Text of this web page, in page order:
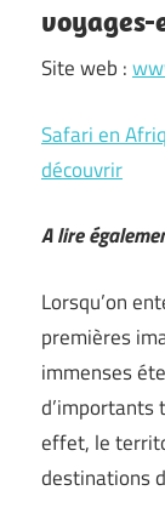
voyages-
Site web :
Safari en
découvrir
A lire
Lorsqu’on
premières
immenses
d’importants
effet, le
destinations